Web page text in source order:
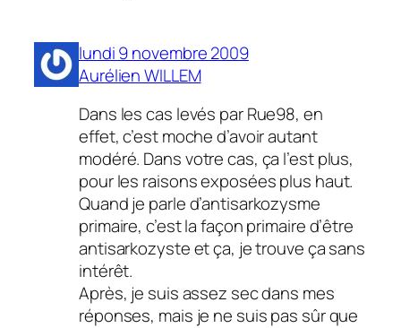
lundi 9 novembre 2009
Aurélien WILLEM
Dans les cas levés par Rue98, en
effet, c’est moche d’avoir autant
modéré. Dans votre cas, ça l’est plus,
pour les raisons exposées plus haut.
Quand je parle d’antisarkozysme
primaire, c’est la façon primaire d’être
antisarkozyste et ça, je trouve ça sans
intérêt.
Après, je suis assez sec dans mes
réponses, mais je ne suis pas sûr que